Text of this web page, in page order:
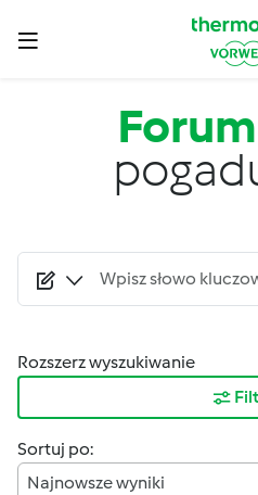
Forum
Rozszerz wyszukiwanie
Sortuj po:
Najnowsze wyniki